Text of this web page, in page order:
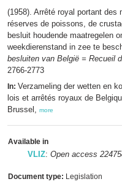
(1958). Arrêté royal portant des
réserves de poissons, de
besluit houdende maatregelen
weekdierenstand in zee te
besluiten van België = Recueil
2766-2773
In: Verzameling der wetten en
lois et arrêtés royaux de
Brussel, more
Available in
VLIZ: Open access
Document type: Legislation